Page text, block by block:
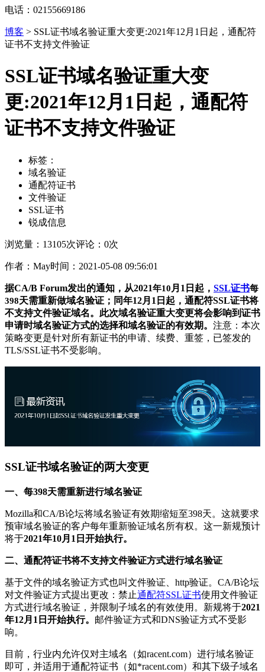
电话：02155669186
博客 > SSL证书域名验证重大变更:2021年12月1日起，通配符
证书不支持文件验证
SSL证书域名验证重大变
更:2021年12月1日起，通配符
证书不支持文件验证
标签：
域名验证
通配符证书
文件验证
SSL证书
锐成信息
浏览量：13105次评论：0次
作者：May时间：2021-05-08 09:56:01
据CA/B Forum发出的通知，从2021年10 月 1 日起， SSL证书每
398天需重新做域名验证；同年12月 1 日起，通配符SSL证书将
不支持文件验证域名。此次域名验证重大变更将会影响到证书
申请时域名验证方式的选择和域名验证的有效期。 注意：本次
策略变更是针对所有新证书的申请、续费、重签，已签发的
TLS/SSL证书不受影响。
SSL证书域名验证的两大变更
一、每398天需重新进行域名验证
Mozilla和CA/B论坛将域名验证有效期缩短至398天。这就要求
预审域名验证的客户每年重新验证域名所有权。这一新规预计
将于2021年10月 1 日开始执行。
二、通配符证书将不支持文件验证方式进行域名验证
基于文件的域名验证方式也叫文件验证、 http验证。 CA/B论坛
对文件验证方式提出更改：禁止通配符SSL证书使用文件验证
方式进行域名验证，并限制子域名的有效使用。新规将于2021
年12月 1 日开始执行。 邮件验证方式和DNS验证方式不受影
响。
目前，行业内允许仅对主域名（如racent.com）进行域名验证
即可，并适用于通配符证书（如*racent.com）和其下级子域名